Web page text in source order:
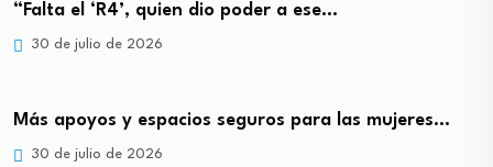
“Falta el ‘R4’, quien dio poder a ese…
30 de julio de 2026
Más apoyos y espacios seguros para las mujeres…
30 de julio de 2026